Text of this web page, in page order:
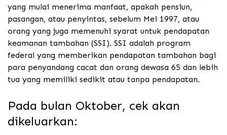
yang mulai menerima manfaat, apakah pensiun,
pasangan, atau penyintas, sebelum Mei 1997, atau
orang yang juga memenuhi syarat untuk pendapatan
keamanan tambahan (SSI). SSI adalah program
federal yang memberikan pendapatan tambahan bagi
para penyandang cacat dan orang dewasa 65 dan lebih
tua yang memiliki sedikit atau tanpa pendapatan.
Pada bulan Oktober, cek akan
dikeluarkan: